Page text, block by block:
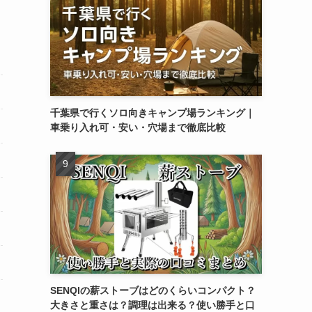
千葉県で行くソロ向きキャンプ場ランキング｜
車乗り入れ可・安い・穴場まで徹底比較
SENQIの薪ストーブはどのくらいコンパクト？
大きさと重さは？調理は出来る？使い勝手と口